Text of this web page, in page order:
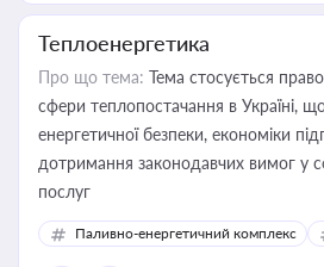
Теплоенергетика
Про що тема: Тема стосується
сфери теплопостачання в Україні,
енергетичної безпеки, економіки
дотримання законодавчих вимог у
послуг
Паливно-енергетичний комплекс